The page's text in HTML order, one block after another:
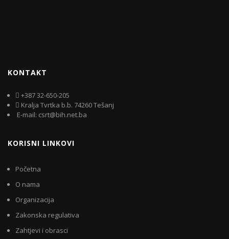
KONTAKT
+387 32-650-205
Kralja Tvrtka b.b. 74260 Tešanj
E-mail: csrt@bih.net.ba
KORISNI LINKOVI
Početna
O nama
Organizacija
Zakonska regulativa
Zahtjevi i obrasci